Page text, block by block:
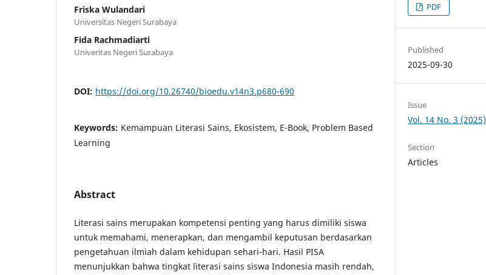
Friska Wulandari
Universitas Negeri Surabaya
Fida Rachmadiarti
Univeritas Negeri Surabaya
DOI: https://doi.org/10.26740/bioedu.v14n3.p680-690
Keywords: Kemampuan Literasi Sains, Ekosistem, E-Book, Problem Based
Learning
Abstract
Literasi sains merupakan kompetensi penting yang harus dimiliki siswa
untuk memahami, menerapkan, dan mengambil keputusan berdasarkan
pengetahuan ilmiah dalam kehidupan sehari-hari. Hasil PISA
menunjukkan bahwa tingkat literasi sains siswa Indonesia masih rendah,
PDF
Published
2025-09-30
Issue
Vol. 14 No. 3 (2025)
Section
Articles